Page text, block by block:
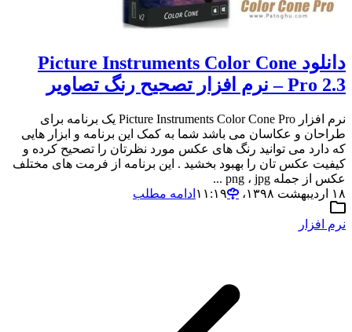
دانلود Picture Instruments Color Cone
Pro 2.3 – نرم افزار تصحیح رنگ تصاویر
نرم افزار Picture Instruments Color Cone Pro یک برنامه برای
طراحان و عکاسان می باشد شما به کمک این برنامه و ابزار هایی
که دارد می توانید رنگ های عکس مورد نظرتان را تصحیح کرده و
کیفیت عکس تان را بهبود بخشید . این برنامه از فرمت های مختلف
عکس از جمله png ، jpg ...
۱۸ اردیبهشت ۱۳۹۸،‏ ۱۱:۱۹
ادامه مطلب
نرم افزار